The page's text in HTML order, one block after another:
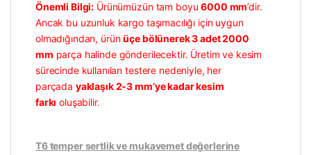
Önemli Bilgi: Ürünümüzün tam boyu6000 mm’dir.
Ancak bu uzunluk kargo taşımacılığı için uygun
olmadığından, ürünüçe bölünerek 3 adet 2000
mm parça halinde gönderilecektir. Üretim ve kesim
sürecinde kullanılan testere nedeniyle, her
parçada yaklaşık 2-3 mm’ye kadar kesim
farkı oluşabilir.
T6 temper sertlik ve mukavemet değerlerine